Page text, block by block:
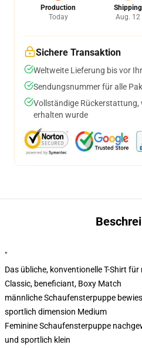
Production
Today
Shipping
Aug. 12
Sichere Transaktion
Weltweite Lieferung bis vor
Sendungsnummer für alle
Vollständige Rückerstattung,
erhalten wurde
"
Das übliche, konventionelle T-Shirt
Classic, beneficiant, Boxy Match
männliche Schaufensterpuppe
sportlich dimension Medium
Feminine Schaufensterpuppe
und sportlich klein